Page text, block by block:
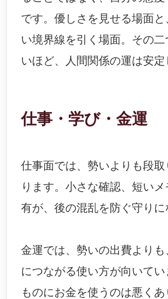
です。優しさを見せる場面
い境界線を引く場面。その
いほど、人間関係の運は安定
仕事・学び・金運
仕事面では、勢いよりも段
ります。小さな確認、短い
有が、後の混乱を防ぐ守りに
金運では、勢いの出費より
につながる使い方が向いて
ものにお金を使うのは悪くあ